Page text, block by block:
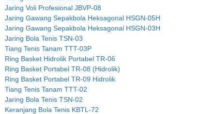
Jaring Voli Profesional JBVP-08
Jaring Gawang Sepakbola Heksagonal HSGN-05H
Jaring Gawang Sepakbola Heksagonal HSGN-03H
Jaring Bola Tenis TSN-03
Tiang Tenis Tanam TTT-03P
Ring Basket Hidrolik Portabel TR-06
Ring Basket Portabel TR-08 (Hidrolik)
Ring Basket Portabel TR-09 Hidrolik
Tiang Tenis Tanam TTT-02
Jaring Bola Tenis TSN-02
Keranjang Bola Tenis KBTL-72